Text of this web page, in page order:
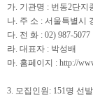
가. 기관명 : 번동2단지
나. 주 소 : 서울특별시
다. 전 화 : 02) 987-5077
라. 대표자 : 박성배
마. 홈페이지 : http://
3. 모집인원 : 151명 선발